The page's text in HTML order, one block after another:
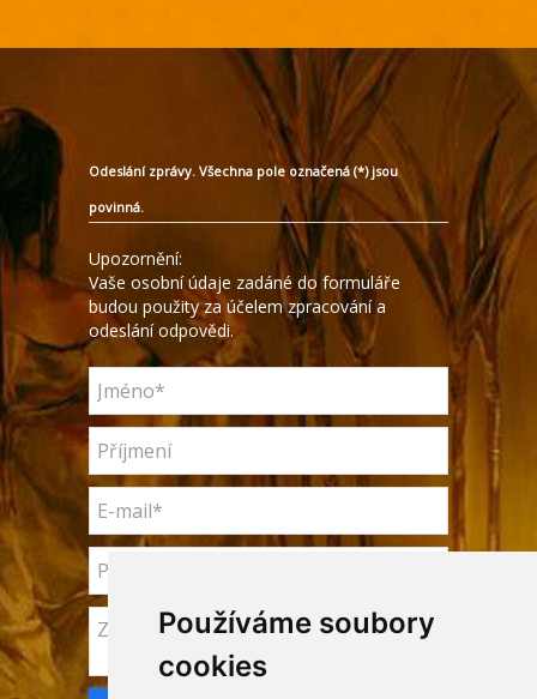
Používáme soubory
cookies
Odeslání zprávy. Všechna pole označená (*) jsou
povinná.
Upozornění:
Vaše osobní údaje zadáné do formuláře
budou použity za účelem zpracování a
odeslání odpovědi.